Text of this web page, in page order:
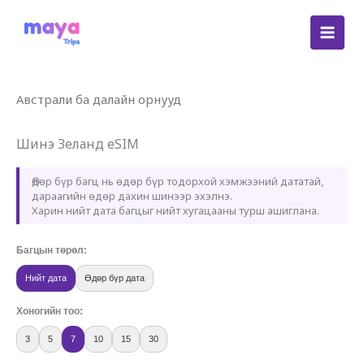
Австрали ба далайн орнууд
Шинэ Зеланд eSIM
Өдөр бүр багц нь өдөр бүр тодорхой хэмжээний дататай,
дараагийн өдөр дахин шинээр эхэлнэ.
Харин нийт дата багцыг нийт хугацааны турш ашиглана.
Багцын төрөл:
Нийт дата Өдөр бүр дата
Хоногийн тоо:
3 5 7 10 15 30